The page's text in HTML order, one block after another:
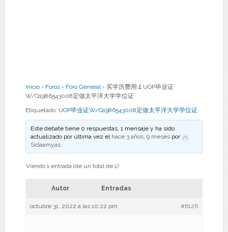
Inicio › Foros › Foro General › 买学历费用￡UOP毕业证
W/Q1986543008定做太平洋大学学位证
Etiquetado: UOP毕业证W/Q1986543008定做太平洋大学学位证
Este debate tiene 0 respuestas, 1 mensaje y ha sido
actualizado por última vez el hace 3 años, 9 meses por
Sidaamyas.
Viendo 1 entrada (de un total de 1)
Autor Entradas
octubre 31, 2022 a las 10:22 pm #6126